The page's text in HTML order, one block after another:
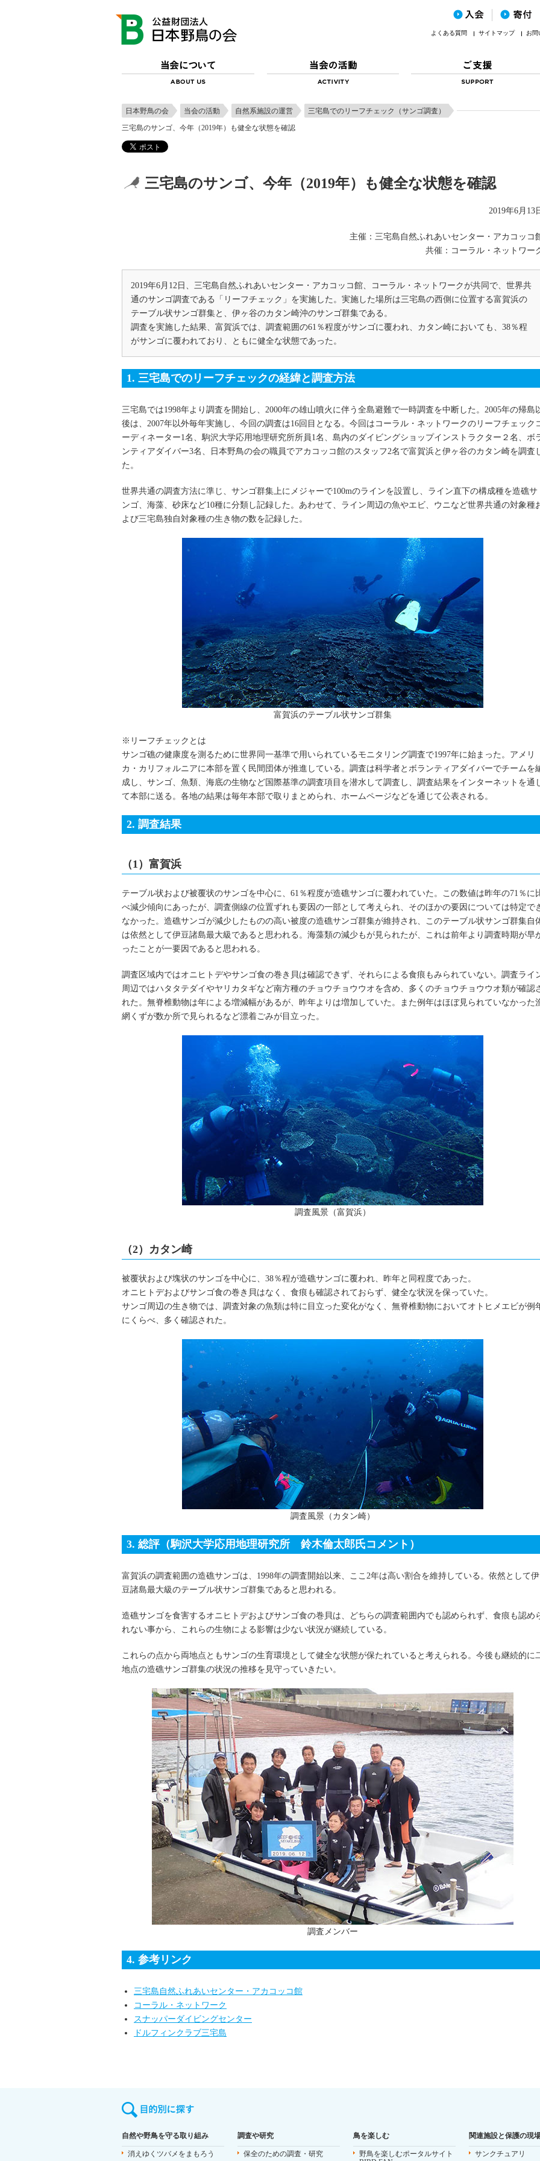
よくある質問 サイトマップ お問
日本野鳥の会 当会の活動 自然系施設の運営
三宅島でのリーフチェック（サンゴ調査）
三宅島のサンゴ、今年（2019年）も健全な状態を確認
三宅島のサンゴ、今年（2019年）も健全な状態を確認
2019年6月13
主催：三宅島自然ふれあいセンター・アカコッコ
共催：コーラル・ネットワー
2019年6月12日、三宅島自然ふれあいセンター・アカコッコ館、コーラル・ネットワークが共同で、世界共
通のサンゴ調査である「リーフチェック」を実施した。実施した場所は三宅島の西側に位置する富賀浜の
テーブル状サンゴ群集と、伊ヶ谷のカタン崎沖のサンゴ群集である。
調査を実施した結果、富賀浜では、調査範囲の61％程度がサンゴに覆われ、カタン崎においても、38％程
がサンゴに覆われており、ともに健全な状態であった。
1. 三宅島でのリーフチェックの経緯と調査方法
三宅島では1998年より調査を開始し、2000年の雄山噴火に伴う全島避難で一時調査を中断した。2005年の帰島
後は、2007年以外毎年実施し、今回の調査は16回目となる。今回はコーラル・ネットワークのリーフチェック
ーディネーター1名、駒沢大学応用地理研究所所員1名、島内のダイビングショップインストラクター２名、ボ
ンティアダイバー3名、日本野鳥の会の職員でアカコッコ館のスタッフ2名で富賀浜と伊ヶ谷のカタン崎を調査
た。
世界共通の調査方法に準じ、サンゴ群集上にメジャーで100mのラインを設置し、ライン直下の構成種を造礁サ
ンゴ、海藻、砂床など10種に分類し記録した。あわせて、ライン周辺の魚やエビ、ウニなど世界共通の対象種
よび三宅島独自対象種の生き物の数を記録した。
富賀浜のテーブル状サンゴ群集
※リーフチェックとは
サンゴ礁の健康度を測るために世界同一基準で用いられているモニタリング調査で1997年に始まった。アメリ
カ・カリフォルニアに本部を置く民間団体が推進している。調査は科学者とボランティアダイバーでチームを
成し、サンゴ、魚類、海底の生物など国際基準の調査項目を潜水して調査し、調査結果をインターネットを通
て本部に送る。各地の結果は毎年本部で取りまとめられ、ホームページなどを通じて公表される。
2. 調査結果
（1）富賀浜
テーブル状および被覆状のサンゴを中心に、61％程度が造礁サンゴに覆われていた。この数値は昨年の71％に
べ減少傾向にあったが、調査側線の位置ずれも要因の一部として考えられ、そのほかの要因については特定で
なかった。造礁サンゴが減少したものの高い被度の造礁サンゴ群集が維持され、このテーブル状サンゴ群集自
は依然として伊豆諸島最大級であると思われる。海藻類の減少もが見られたが、これは前年より調査時期が早
ったことが一要因であると思われる。
調査区域内ではオニヒトデやサンゴ食の巻き貝は確認できず、それらによる食痕もみられていない。調査ライ
周辺ではハタタテダイやヤリカタギなど南方種のチョウチョウウオを含め、多くのチョウチョウウオ類が確認
れた。無脊椎動物は年による増減幅があるが、昨年よりは増加していた。また例年はほぼ見られていなかった
網くずが数か所で見られるなど漂着ごみが目立った。
調査風景（富賀浜）
（2）カタン崎
被覆状および塊状のサンゴを中心に、38％程が造礁サンゴに覆われ、昨年と同程度であった。
オニヒトデおよびサンゴ食の巻き貝はなく、食痕も確認されておらず、健全な状況を保っていた。
サンゴ周辺の生き物では、調査対象の魚類は特に目立った変化がなく、無脊椎動物においてオトヒメエビが例
にくらべ、多く確認された。
調査風景（カタン崎）
3. 総評（駒沢大学応用地理研究所 鈴木倫太郎氏コメント）
富賀浜の調査範囲の造礁サンゴは、1998年の調査開始以来、ここ2年は高い割合を維持している。依然として伊
豆諸島最大級のテーブル状サンゴ群集であると思われる。
造礁サンゴを食害するオニヒトデおよびサンゴ食の巻貝は、どちらの調査範囲内でも認められず、食痕も認め
れない事から、これらの生物による影響は少ない状況が継続している。
これらの点から両地点ともサンゴの生育環境として健全な状態が保たれていると考えられる。今後も継続的に
地点の造礁サンゴ群集の状況の推移を見守っていきたい。
調査メンバー
4. 参考リンク
三宅島自然ふれあいセンター・アカコッコ館
コーラル・ネットワーク
スナッパーダイビングセンター
ドルフィンクラブ三宅島
自然や野鳥を守る取り組み
消えゆくツバメをまもろう
調査や研究
保全のための調査・研究
鳥を楽しむ
野鳥を楽しむポータルサイト
関連施設と保護の現
サンクチュアリ